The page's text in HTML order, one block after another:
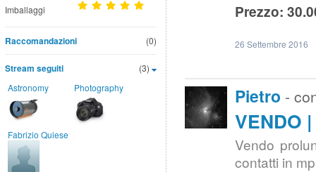
Imballaggi
(0)
Raccomandazioni
(3)
Stream seguiti
Astronomy Photography
Fabrizio Quiese
Prezzo:
26 Settembre 2016
Pietro -
VENDO
Vendo
contatti in